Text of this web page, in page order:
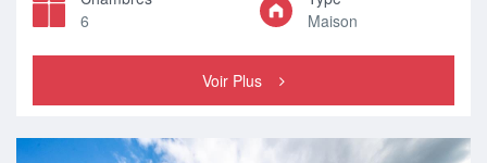
6
Maison
Voir Plus